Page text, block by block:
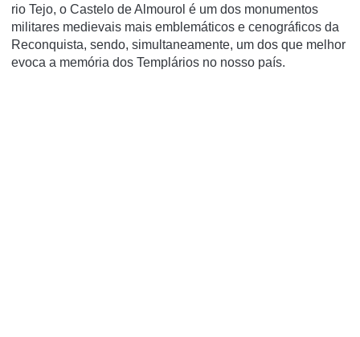
rio Tejo, o Castelo de Almourol é um dos monumentos
militares medievais mais emblemáticos e cenográficos da
Reconquista, sendo, simultaneamente, um dos que melhor
evoca a memória dos Templários no nosso país.